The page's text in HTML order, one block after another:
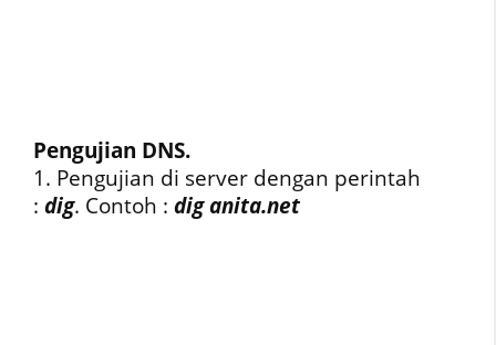
Pengujian DNS.
1. Pengujian di server dengan perintah
: dig. Contoh : dig anita.net